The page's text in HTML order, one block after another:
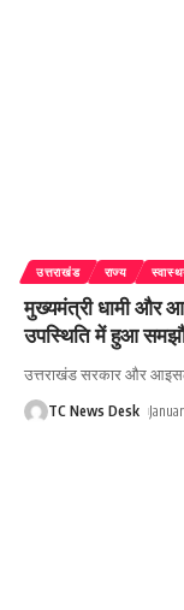
उत्तराखंड राज्य
मुख्यमंत्री धामी और
उपस्थिति में हुआ
उत्तराखंड सरकार और
TC News Desk